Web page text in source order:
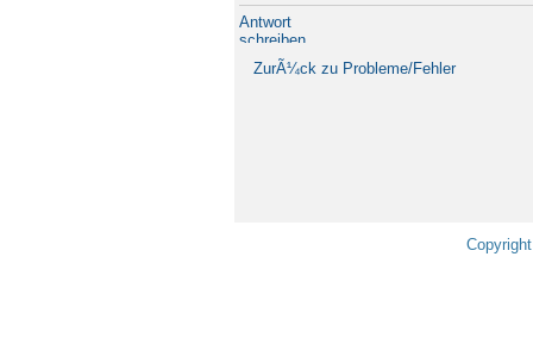
Antwort
schreiben
ZurÃ¼ck zu Probleme/Fehler